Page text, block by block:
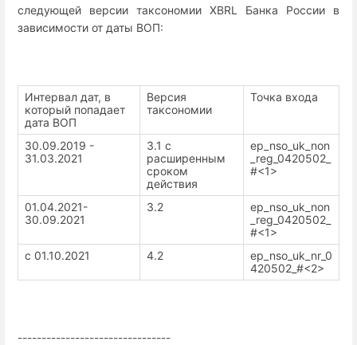
следующей версии таксономии XBRL Банка России в
зависимости от даты ВОП:
Интервал дат, в
который попадает
дата ВОП
Версия
таксономии
Точка входа
30.09.2019 -
31.03.2021
3.1 с
расширенным
сроком
действия
ep_nso_uk_non
_reg_0420502_
#<1>
01.04.2021-
30.09.2021
3.2
ep_nso_uk_non
_reg_0420502_
#<1>
с 01.10.2021
4.2
ep_nso_uk_nr_0
420502_#<2>
--------------------------------